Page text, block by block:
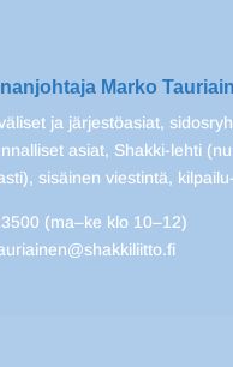
Marko
ja järjestöasiat,
asiat, Shakki-lehti
sisäinen viestintä,
(ma–ke klo 10–12)